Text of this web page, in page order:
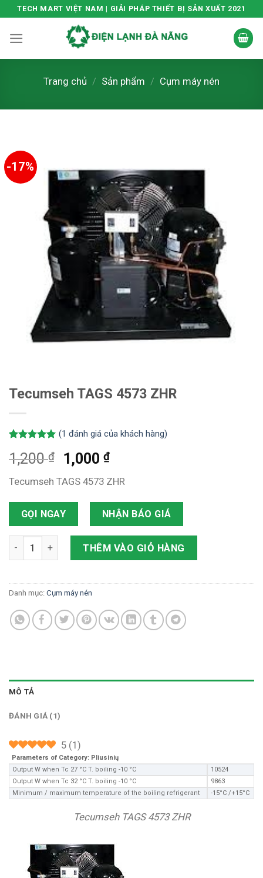
Skip
content
TECH MART VIỆT NAM | GIẢI PHÁP THIẾT BỊ SẢN XUẤT 2021
Trang chủ / Sản phẩm / Cụm máy nén
-17%
Tecumseh TAGS 4573 ZHR
dựa trên
đánh giá
(1 đánh giá của khách hàng)
1,200₫ 1,000 ₫
Tecumseh TAGS 4573 ZHR
GỌI NGAY NHẬN BÁO GIÁ
Tecumseh TAGS 4573 ZHR số lượng
THÊM VÀO GIỎ HÀNG
Danh mục: Cụm máy nén
MÔ TẢ
ĐÁNH GIÁ (1)
5 (1)
Parameters of Category: Pliusinių
Output W when Tc 27 °C T. boiling -10 °C
10524
Output W when Tc 32 °C T. boiling -10 °C
9863
Minimum / maximum temperature of the boiling refrigerant
-15°C /+15°C
Tecumseh TAGS 4573 ZHR